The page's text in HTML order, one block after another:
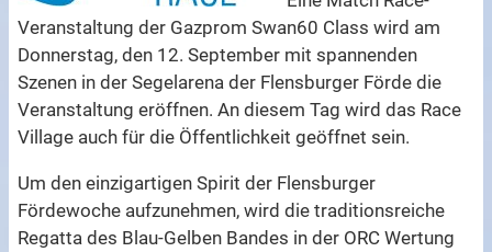
Veranstaltung der Gazprom Swan60 Class wird am
Donnerstag, den 12. September mit spannenden
Szenen in der Segelarena der Flensburger Förde die
Veranstaltung eröffnen. An diesem Tag wird das Race
Village auch für die Öffentlichkeit geöffnet sein.
Um den einzigartigen Spirit der Flensburger
Fördewoche aufzunehmen, wird die traditionsreiche
Regatta des Blau-Gelben Bandes in der ORC Wertung